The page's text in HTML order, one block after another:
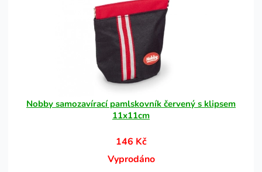
Nobby samozavírací pamlskovník červený s klipsem
11x11cm
146 Kč
Vyprodáno